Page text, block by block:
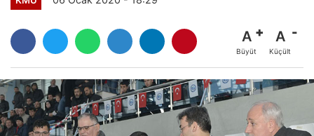
A
Büyüt
A
Küçült